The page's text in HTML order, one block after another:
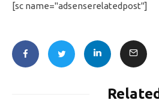
[sc name="adsenserelatedpost"]
Related